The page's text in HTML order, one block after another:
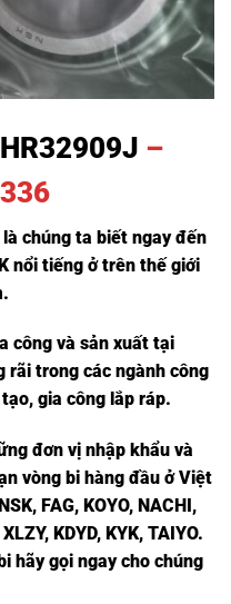
–
chúng ta biết ngay đến
nổi tiếng ở trên thế giới
công và sản xuất tại
rãi trong các ngành công
gia công lắp ráp.
đơn vị nhập khẩu và
vòng bi hàng đầu ở Việt
FAG, KOYO, NACHI,
KDYD, KYK, TAIYO.
hãy gọi ngay cho chúng